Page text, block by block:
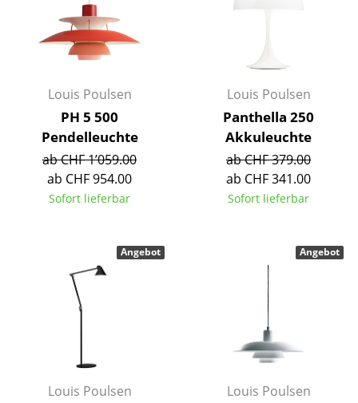
Akkuleuchten
... alle Leuchten
Betten
Doppelbetten
Einzelbetten
Stapelbetten
Nachttische & Bettzubehör
... alle Betten
Accessoires
Louis Poulsen
PH 5 500
Pendelleuchte
ab CHF 1’059.00
ab CHF 954.00
Sofort lieferbar
Louis Poulsen
Panthella 250
Akkuleuchte
ab CHF 379.00
ab CHF 341.00
Sofort lieferbar
Louis Poulsen
Angebot
Louis Poulsen
Angebot